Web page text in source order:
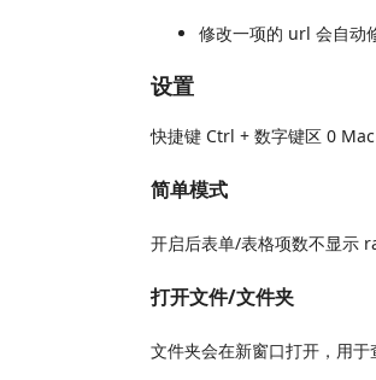
修改一项的 url 会自
设置
快捷键 Ctrl + 数字键区 0
简单模式
开启后表单/表格项数不显示
打开文件/文件夹
文件夹会在新窗口打开，用于